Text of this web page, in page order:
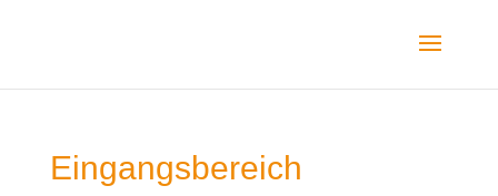
Eingangsbereich